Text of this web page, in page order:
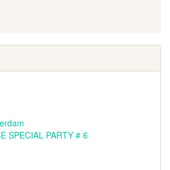
SPECIAL PARTY # 6